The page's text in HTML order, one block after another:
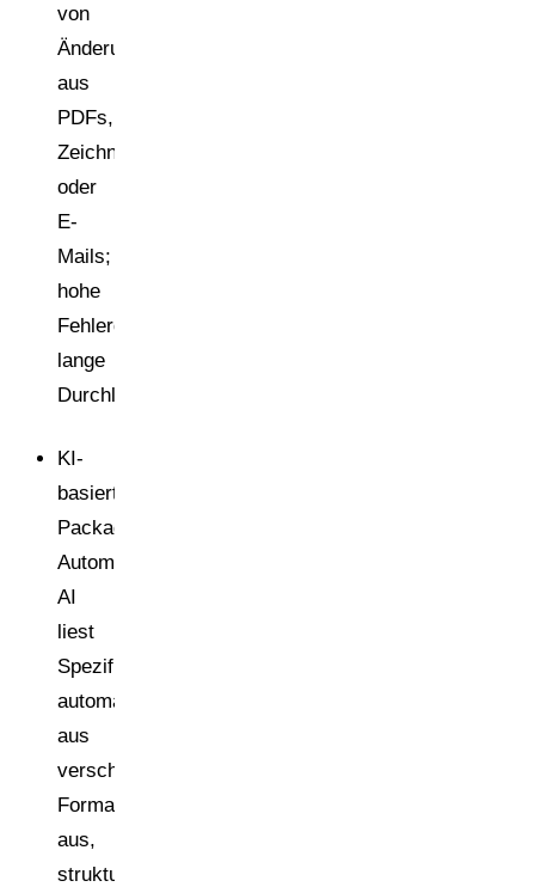
von
Änderungen
aus
PDFs,
Zeichnungen
oder
E-
Mails;
hohe
Fehlerquote,
lange
Durchlaufzeiten.
KI-
basiert:
Packaging
Automation
AI
liest
Spezifikationen
automatisiert
aus
verschiedenen
Formaten
aus,
strukturiert